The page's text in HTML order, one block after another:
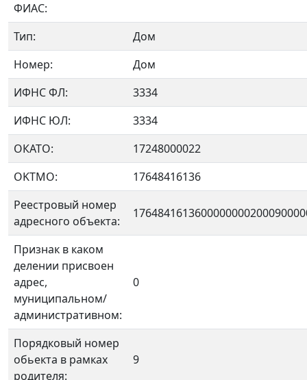
ФИАС:
Тип:
Дом
Номер:
Дом
ИФНС ФЛ:
3334
ИФНС ЮЛ:
3334
ОКАТО:
17248000022
OKTMO:
17648416136
Реестровый номер
адресного объекта:
Признак в каком
делении присвоен
адрес,
муниципальном/
административном:
0
Порядковый номер
обьекта в рамках
родителя:
9